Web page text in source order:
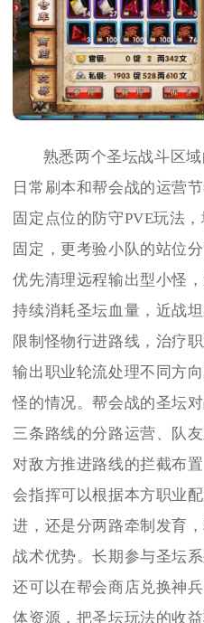
熟悉两个圣坛战斗区
日常刷本和帮会战的运营
固定点位的防守PVE玩法
固定，更考验小队的站位
优先清理远程输出型小怪
持续消耗圣坛血量，近战
限制怪物行进路线，治疗
输出职业轮流处理不同方
怪的情况。帮会战的圣坛
三条路线的分路运营、队
对敌方推进路线的拦截布
会指挥可以根据本方职业
进，还是分两路牵制发育
战术优势。长期参与圣坛
还可以在帮会商店兑换神
体资源，把圣坛玩法的收